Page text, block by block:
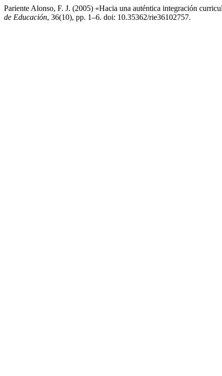
Pariente Alonso, F. J. (2005) «Hacia una auténtica integración
de Educación, 36(10), pp. 1–6. doi: 10.35362/rie36102757.